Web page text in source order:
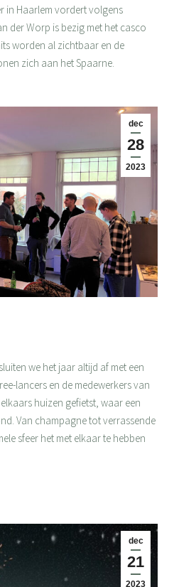
in Haarlem vordert volgens
der Worp is bezig met het casco
worden al zichtbaar en de
zich aan het Spaarne.
dec
28
2023
we het jaar altijd af met een
lancers en de medewerkers van
huizen gefietst, waar een
Van champagne tot verrassende
sfeer het met elkaar te hebben
dec
21
2023